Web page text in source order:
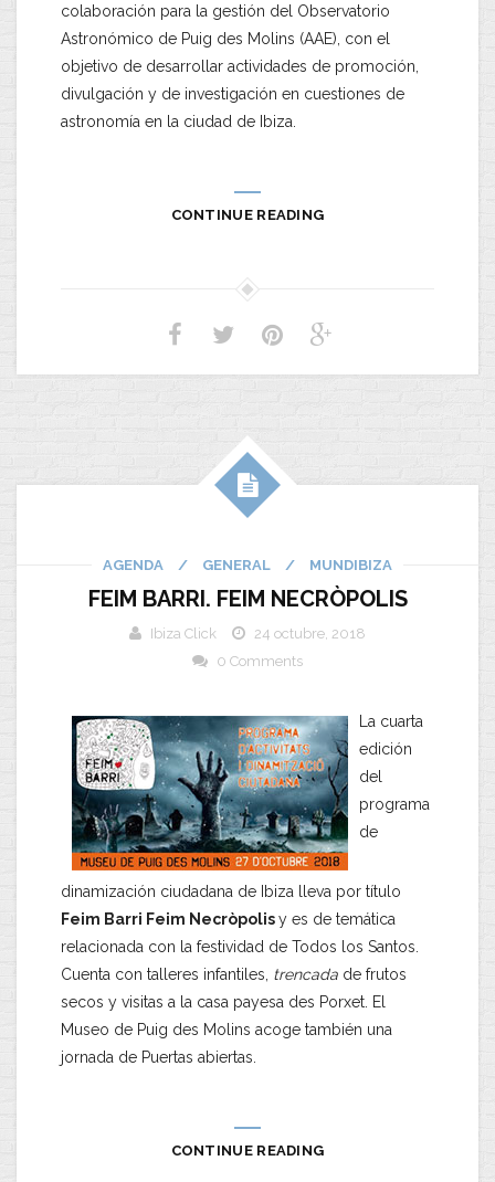
colaboración para la gestión del Observatorio
Astronómico de Puig des Molins (AAE), con el
objetivo de desarrollar actividades de promoción,
divulgación y de investigación en cuestiones de
astronomía en la ciudad de Ibiza.
CONTINUE READING
AGENDA / GENERAL / MUNDIBIZA
FEIM BARRI. FEIM NECRÒPOLIS
Ibiza Click
24 octubre, 2018
0 Comments
La cuarta
edición
del
programa
de
dinamización ciudadana de Ibiza lleva por título
Feim Barri Feim Necròpolisy es de temática
relacionada con la festividad de Todos los Santos.
Cuenta con talleres infantiles, trencada de frutos
secos y visitas a la casa payesa des Porxet. El
Museo de Puig des Molins acoge también una
jornada de Puertas abiertas.
CONTINUE READING